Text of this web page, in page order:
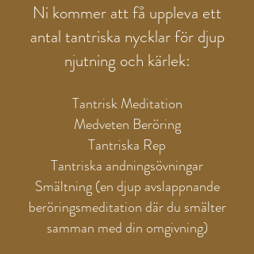
Ni kommer att få uppleva ett
antal tantriska nycklar för djup
njutning och kärlek:
Tantrisk Meditation
Medveten Beröring
Tantriska Rep
Tantriska andningsövningar
Smältning (en djup avslappnande
beröringsmeditation där du smälter
samman med din omgivning)